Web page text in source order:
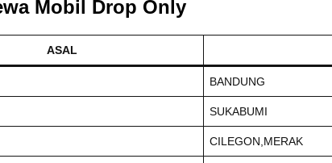
Mobil Drop Only
ASAL
BANDUNG
SUKABUMI
CILEGON,MERAK